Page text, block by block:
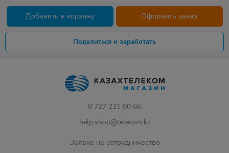
Добавить в корзину Оформить заказ
Поделиться и заработать
8 727 221 00 66
help.shop@telecom.kz
Заявка на сотрудничество